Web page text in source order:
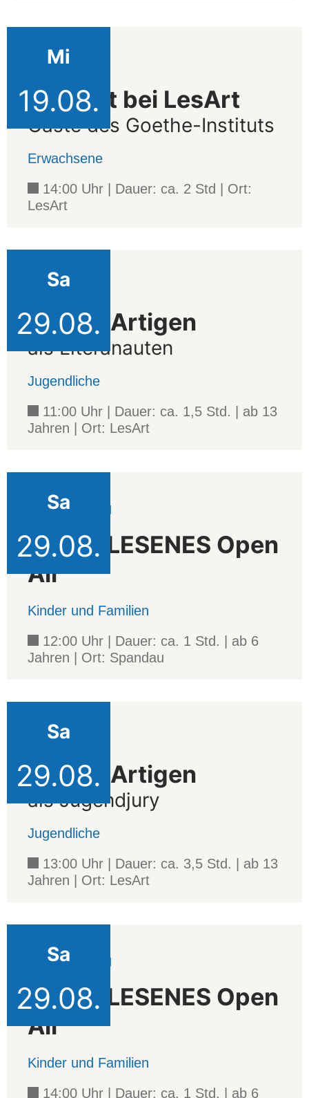
Mi
19.08.
Fortbildung
Zu Gast bei LesArt
Gäste des Goethe-Instituts
Erwachsene
14:00 Uhr | Dauer: ca. 2 Std | Ort:
LesArt
Sa
29.08.
Projekt
Die LesArtigen
als Literanauten
Jugendliche
11:00 Uhr | Dauer: ca. 1,5 Std. | ab 13
Jahren | Ort: LesArt
Sa
29.08.
Veranstaltung
AUSERLESENES Open
Air
Kinder und Familien
12:00 Uhr | Dauer: ca. 1 Std. | ab 6
Jahren | Ort: Spandau
Sa
29.08.
Projekt
Die LesArtigen
als Jugendjury
Jugendliche
13:00 Uhr | Dauer: ca. 3,5 Std. | ab 13
Jahren | Ort: LesArt
Sa
29.08.
Veranstaltung
AUSERLESENES Open
Air
Kinder und Familien
14:00 Uhr | Dauer: ca. 1 Std. | ab 6